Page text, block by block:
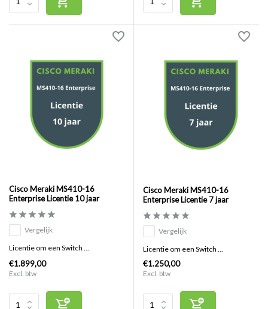
Cisco Meraki MS410-16
Enterprise Licentie 10 jaar
Vergelijk
Licentie om een Switch ...
€1.899,00
Excl. btw
Cisco Meraki MS410-16
Enterprise Licentie 7 jaar
Vergelijk
Licentie om een Switch ...
€1.250,00
Excl. btw